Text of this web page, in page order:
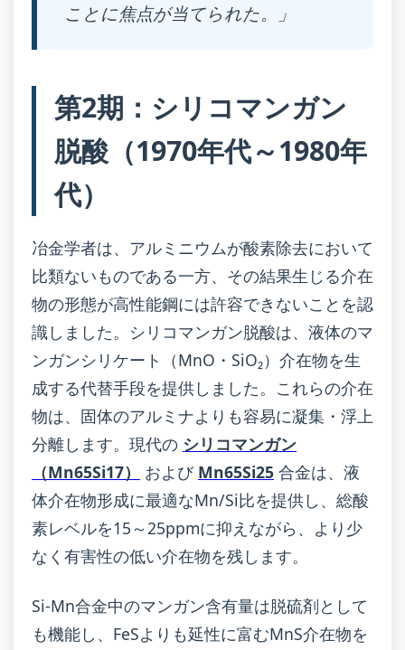
ことに焦点が当てられた。」
第2期：シリコマンガン
脱酸（1970年代～1980年
代）
冶金学者は、アルミニウムが酸素除去において
比類ないものである一方、その結果生じる介在
物の形態が高性能鋼には許容できないことを認
識しました。シリコマンガン脱酸は、液体のマ
ンガンシリケート（MnO・SiO₂）介在物を生
成する代替手段を提供しました。これらの介在
物は、固体のアルミナよりも容易に凝集・浮上
分離します。現代の シリコマンガン
（Mn65Si17）
および Mn65Si25 合金は、液
体介在物形成に最適なMn/Si比を提供し、総酸
素レベルを15～25ppmに抑えながら、より少
なく有害性の低い介在物を残します。
Si-Mn合金中のマンガン含有量は脱硫剤として
も機能し、FeSよりも延性に富むMnS介在物を